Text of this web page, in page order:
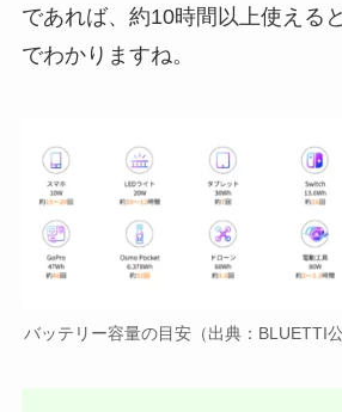
であれば、約10時間以上使える
でわかりますね。
バッテリー容量の目安（出典：BLUETTI